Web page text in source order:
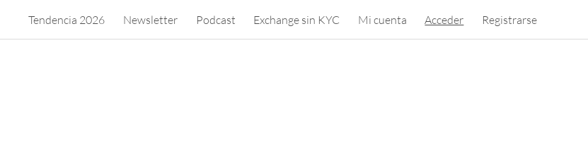
Tendencia 2026 Newsletter Podcast Exchange sin KYC Mi cuenta Acceder Registrarse